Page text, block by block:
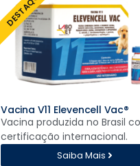
Saiba Mais
Vacina V11 Elevencell Vac®
Vacina produzida no Brasil
certificação internacional.